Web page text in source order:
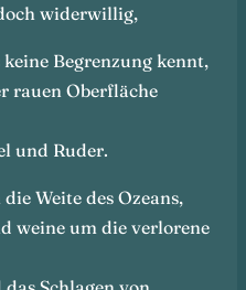
widerwillig,
Begrenzung kennt,
rauen Oberfläche
und Ruder.
Weite des Ozeans,
weine um die verlorene